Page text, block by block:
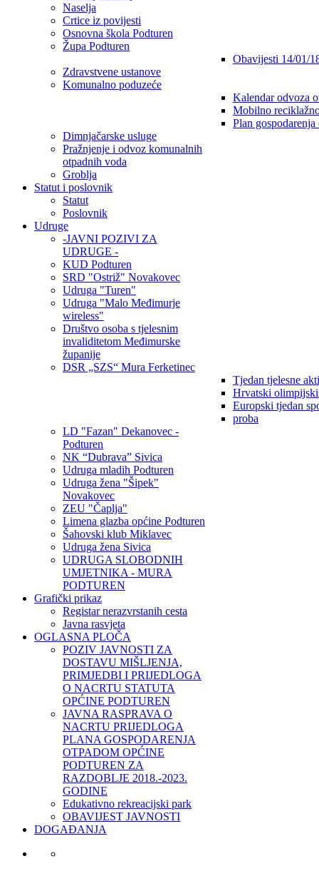
Naselja
Crtice iz povijesti
Osnovna škola Podturen
Župa Podturen
Obavijesti 14/01/
Zdravstvene ustanove
Komunalno poduzeće
Kalendar odvoza
Mobilno
Plan gospodarenja
Dimnjačarske usluge
Pražnjenje i odvoz komunalnih
otpadnih voda
Groblja
Statut i poslovnik
Statut
Poslovnik
Udruge
-JAVNI POZIVI ZA
UDRUGE -
KUD Podturen
SRD "Ostriž" Novakovec
Udruga "Turen"
Udruga "Malo Međimurje
wireless"
Društvo osoba s tjelesnim
invaliditetom Međimurske
županije
DSR „SZS“ Mura Ferketinec
Tjedan tjelesne
Hrvatski
Europski tjedan
proba
LD "Fazan" Dekanovec -
Podturen
NK “Dubrava” Sivica
Udruga mladih Podturen
Udruga žena "Šipek"
Novakovec
ZEU "Čaplja"
Limena glazba općine Podturen
Šahovski klub Miklavec
Udruga žena Sivica
UDRUGA SLOBODNIH
UMJETNIKA - MURA
PODTUREN
Grafički prikaz
Registar nerazvrstanih cesta
Javna rasvjeta
OGLASNA PLOČA
POZIV JAVNOSTI ZA
DOSTAVU MIŠLJENJA,
PRIMJEDBI I PRIJEDLOGA
O NACRTU STATUTA
OPĆINE PODTUREN
JAVNA RASPRAVA O
NACRTU PRIJEDLOGA
PLANA GOSPODARENJA
OTPADOM OPĆINE
PODTUREN ZA
RAZDOBLJE 2018.-2023.
GODINE
Edukativno rekreacijski park
OBAVIJEST JAVNOSTI
DOGAĐANJA